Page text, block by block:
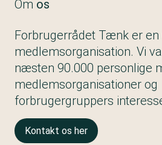
Om os
Forbrugerrådet Tænk er
medlemsorganisation. Vi
næsten 90.000 personlige
medlemsorganisationer og
forbrugergruppers
Kontakt os her